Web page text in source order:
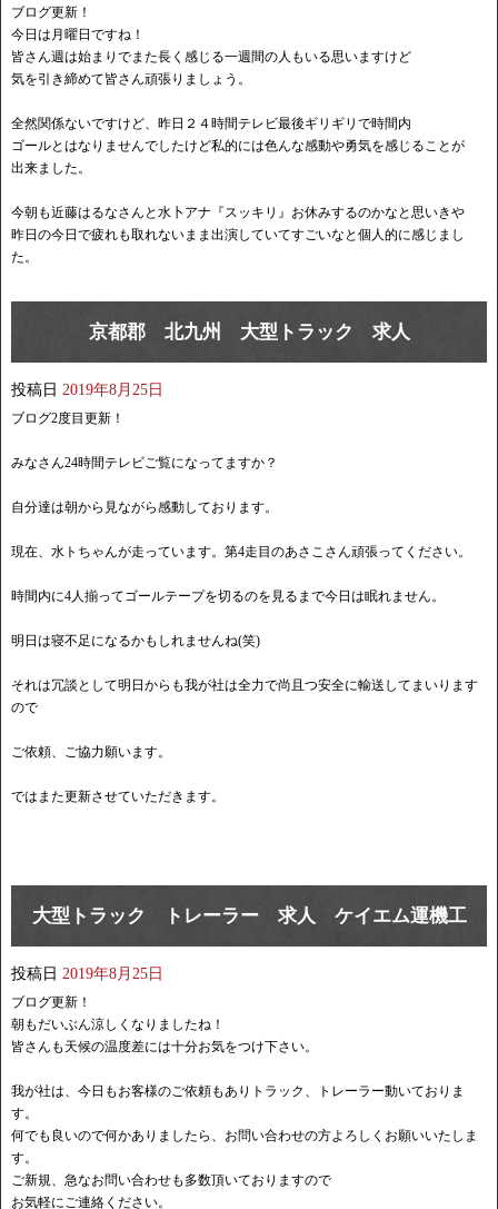
ブログ更新！
今日は月曜日ですね！
皆さん週は始まりでまた長く感じる一週間の人もいる思いますけど
気を引き締めて皆さん頑張りましょう。
全然関係ないですけど、昨日２４時間テレビ最後ギリギリで時間内
ゴールとはなりませんでしたけど私的には色んな感動や勇気を感じることが
出来ました。
今朝も近藤はるなさんと水卜アナ『スッキリ』お休みするのかなと思いきや
昨日の今日で疲れも取れないまま出演していてすごいなと個人的に感じまし
た。
京都郡 北九州 大型トラック 求人
投稿日 2019年8月25日
ブログ2度目更新！
みなさん24時間テレビご覧になってますか？
自分達は朝から見ながら感動しております。
現在、水トちゃんが走っています。第4走目のあさこさん頑張ってください。
時間内に4人揃ってゴールテープを切るのを見るまで今日は眠れません。
明日は寝不足になるかもしれませんね(笑)
それは冗談として明日からも我が社は全力で尚且つ安全に輸送してまいります
ので
ご依頼、ご協力願います。
ではまた更新させていただきます。
大型トラック トレーラー 求人 ケイエム運機工
投稿日 2019年8月25日
ブログ更新！
朝もだいぶん涼しくなりましたね！
皆さんも天候の温度差には十分お気をつけ下さい。
我が社は、今日もお客様のご依頼もありトラック、トレーラー動いておりま
す。
何でも良いので何かありましたら、お問い合わせの方よろしくお願いいたしま
す。
ご新規、急なお問い合わせも多数頂いておりますので
お気軽にご連絡ください。